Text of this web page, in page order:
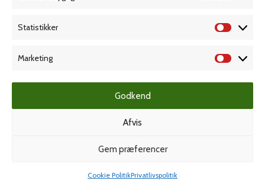
Statistikker
Marketing
Godkend
Afvis
Gem præferencer
Cookie PolitikPrivatlivspolitik
Adresser
Grafisk forlag
Dansk Kartotekfabrik